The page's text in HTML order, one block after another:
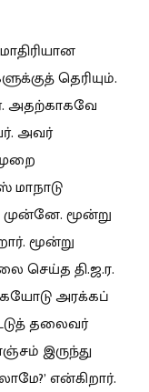
தெரியும்.
அதற்காகவே
அவர்
மாநாடு
முன்னே. மூன்று
மூன்று
செய்த தி.ஜ.ர.
அரக்கப்
தலைவர்
இருந்து
என்கிறார்.